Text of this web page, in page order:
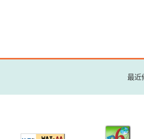
最近